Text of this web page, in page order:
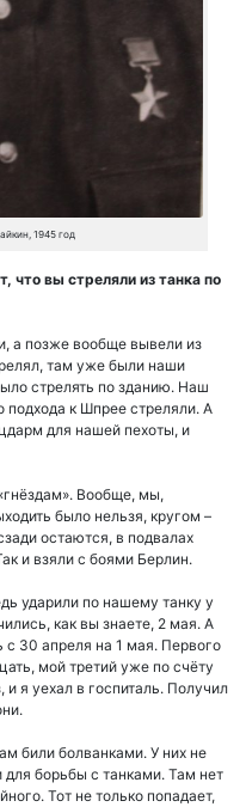
1945 год
что вы стреляли из танка по
а позже вообще вывели из
там уже были наши
стрелять по зданию. Наш
подхода к Шпрее стреляли. А
для нашей пехоты, и
Вообще, мы,
было нельзя, кругом –
остаются, в подвалах
и взяли с боями Берлин.
ударили по нашему танку у
как вы знаете, 2 мая. А
30 апреля на 1 мая. Первого
мой третий уже по счёту
я уехал в госпиталь. Получил
били болванками. У них не
борьбы с танками. Там нет
Тот не только попадает,